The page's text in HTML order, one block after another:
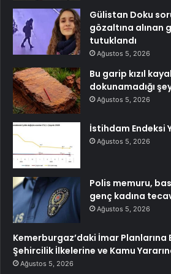
Gülistan Doku
gözaltına alınan
tutuklandı
Ağustos 5, 2026
Bu garip kızıl
dokunamadığı
Ağustos 5, 2026
İstihdam Endeksi
Ağustos 5, 2026
Polis memuru,
genç kadına
Ağustos 5, 2026
Kemerburgaz’daki İmar Planlarına
Şehircilik İlkelerine ve Kamu
Ağustos 5, 2026